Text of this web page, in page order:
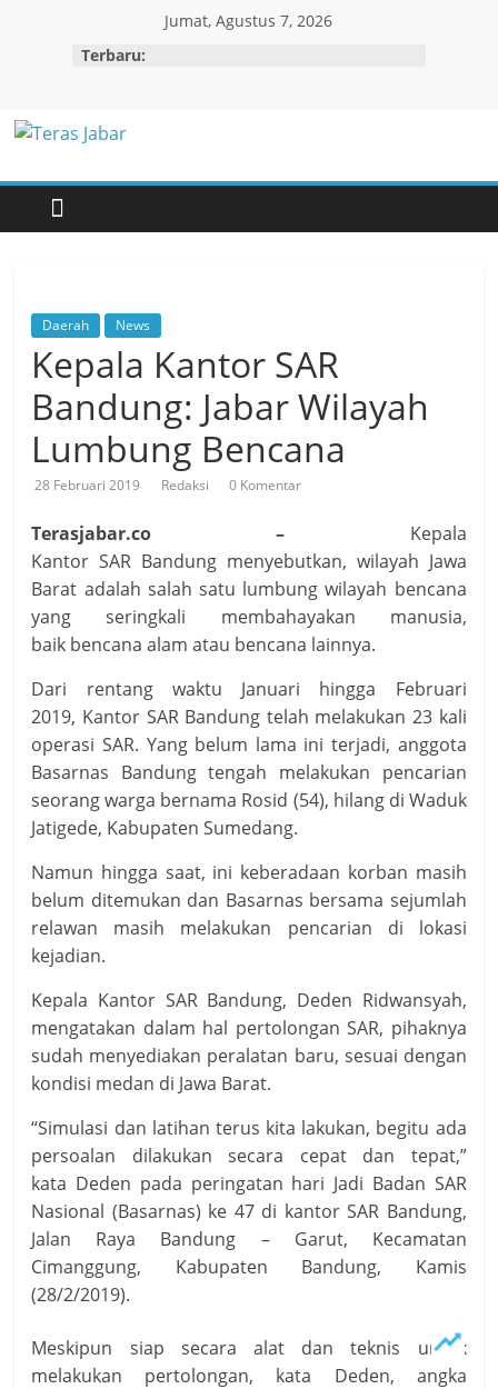
Jumat, Agustus 7, 2026
Terbaru:
Teras
Jabar
Daerah News
Kepala Kantor SAR
Bandung: Jabar Wilayah
Lumbung Bencana
28 Februari 2019 Redaksi 0 Komentar
Terasjabar.co – Kepala
Kantor SAR Bandung menyebutkan, wilayah Jawa
Barat adalah salah satu lumbung wilayah bencana
yang seringkali membahayakan manusia,
baik bencana alam atau bencana lainnya.
Dari rentang waktu Januari hingga Februari
2019, Kantor SAR Bandung telah melakukan 23 kali
operasi SAR. Yang belum lama ini terjadi, anggota
Basarnas Bandung tengah melakukan pencarian
seorang warga bernama Rosid (54), hilang di Waduk
Jatigede, Kabupaten Sumedang.
Namun hingga saat, ini keberadaan korban masih
belum ditemukan dan Basarnas bersama sejumlah
relawan masih melakukan pencarian di lokasi
kejadian.
Kepala Kantor SAR Bandung, Deden Ridwansyah,
mengatakan dalam hal pertolongan SAR, pihaknya
sudah menyediakan peralatan baru, sesuai dengan
kondisi medan di Jawa Barat.
“Simulasi dan latihan terus kita lakukan, begitu ada
persoalan dilakukan secara cepat dan tepat,”
kata Deden pada peringatan hari Jadi Badan SAR
Nasional (Basarnas) ke 47 di kantor SAR Bandung,
Jalan Raya Bandung – Garut, Kecamatan
Cimanggung, Kabupaten Bandung, Kamis
(28/2/2019).
Meskipun siap secara alat dan teknis untuk
melakukan pertolongan, kata Deden, angka